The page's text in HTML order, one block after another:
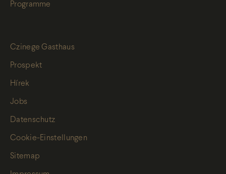
Programme
Czinege Gasthaus
Prospekt
Hírek
Jobs
Datenschutz
Cookie-Einstellungen
Sitemap